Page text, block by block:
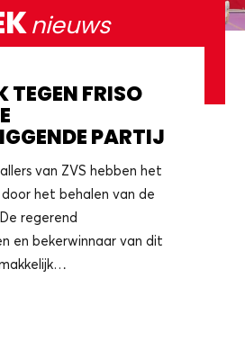
nieuws
TEGEN FRISO
PARTIJ
van ZVS hebben het
het behalen van de
regerend
en bekerwinnaar van dit